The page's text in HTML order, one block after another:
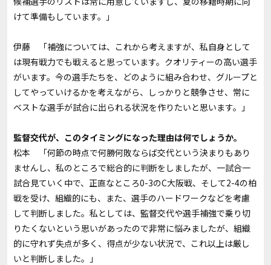
けて準備もしています。」
伊藤 「補強については、これから考えますが、私自身として
は現有戦力でも戦えると思っています。クオリティーの高い選手
がいます。今の選手たちを、どのように組み合わせ、グループと
してやっていけるかを考えながら、しっかりと競争させ、常に
ベストな選手が試合に出られる状況を作りたいと思います。」
――監督交代が、このタイミングになった理由は何でしょうか。
松本 「何節の時点で何勝何敗ならば交代という決まりもあり
ませんし、私のところで総合的に判断をしましたが、一試合一
試合見ていく中で、正直なところ0-3のC大阪戦、そして2-4の柏
戦を受け、組織的にも、また、選手のハードワークなどを考慮
して判断しました。私としては、監督交代や選手補強で乗り切
りたくないという思いがあったので非常に悩みましたが、組織
的に守れず失点が多く、得点が少ない状況で、これ以上は厳し
いと判断しました。」